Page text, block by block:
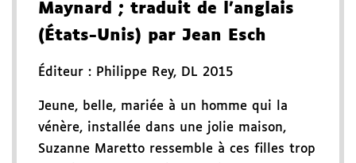
Maynard
; traduit de l'anglais
(États-Unis) par Jean Esch
Éditeur : Philippe Rey, DL 2015
Jeune, belle, mariée à un homme qui la
vénère, installée dans une jolie maison,
Suzanne Maretto ressemble à ces filles trop